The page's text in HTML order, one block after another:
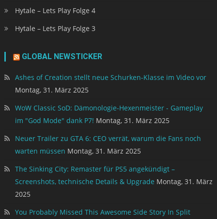
Hytale – Lets Play Folge 4
Hytale – Lets Play Folge 3
GLOBAL NEWSTICKER
Ashes of Creation stellt neue Schurken-Klasse im Video vor
Montag, 31. März 2025
WoW Classic SoD: Dämonologie-Hexenmeister - Gameplay
im "God Mode" dank P7! Montag, 31. März 2025
Neuer Trailer zu GTA 6: CEO verrät, warum die Fans noch
warten müssen Montag, 31. März 2025
The Sinking City: Remaster für PS5 angekündigt –
Screenshots, technische Details & Upgrade Montag, 31. März
2025
You Probably Missed This Awesome Side Story In Split